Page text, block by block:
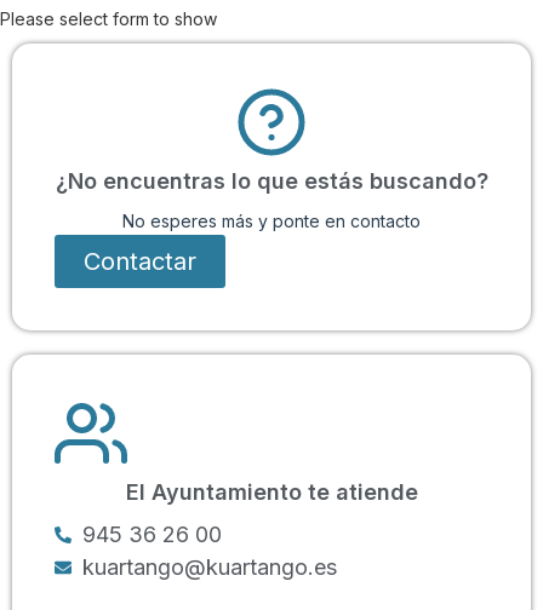
Please select form to show
¿No encuentras lo que estás buscando?
No esperes más y ponte en contacto
Contactar
El Ayuntamiento te atiende
945 36 26 00
kuartango@kuartango.es